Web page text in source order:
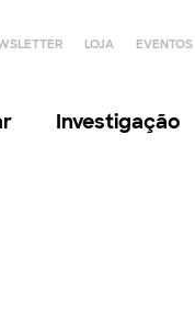
LOJA EVENTOS
Investigação